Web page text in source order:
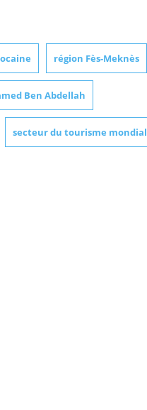
région Fès-Meknès
Ben Abdellah
secteur du tourisme mondial